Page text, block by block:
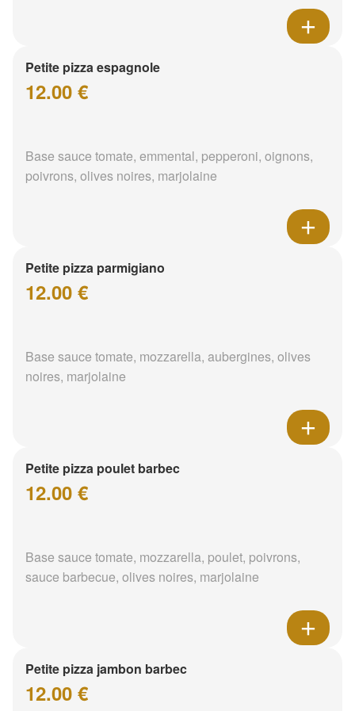
Petite pizza espagnole
12.00 €
Base sauce tomate, emmental, pepperoni, oignons,
poivrons, olives noires, marjolaine
Petite pizza parmigiano
12.00 €
Base sauce tomate, mozzarella, aubergines, olives
noires, marjolaine
Petite pizza poulet barbec
12.00 €
Base sauce tomate, mozzarella, poulet, poivrons,
sauce barbecue, olives noires, marjolaine
Petite pizza jambon barbec
12.00 €